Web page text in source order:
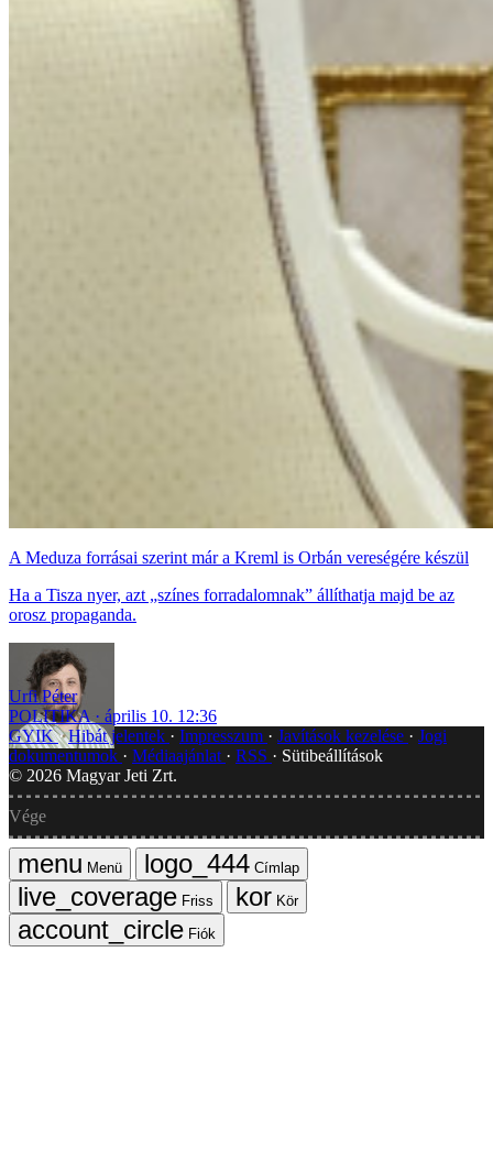
A Meduza forrásai szerint már a Kreml is Orbán vereségére készül
Ha a Tisza nyer, azt „színes forradalomnak” állíthatja majd be az
orosz propaganda.
Urfi Péter
POLITIKA
április 10. 12:36
GYIK Hibát jelentek Impresszum Javítások kezelése
Jogi
dokumentumok
Médiaajánlat RSS
Sütibeállítások
© 2026 Magyar Jeti Zrt.
Vége
Menü
Címlap
Friss
Kör
Fiók